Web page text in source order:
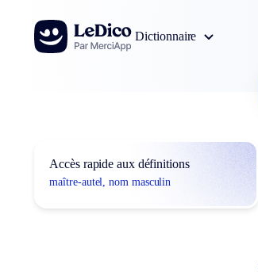
Aller au contenu
Dictionnaire
Accès rapide aux définitions
maître-autel, nom masculin